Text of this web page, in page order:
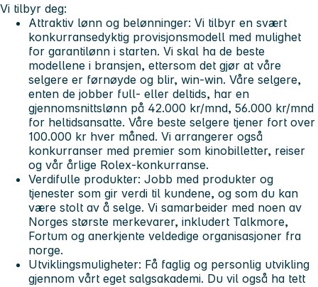
Vi tilbyr deg:
Attraktiv lønn og belønninger: Vi tilbyr en svært
konkurransedyktig provisjonsmodell med mulighet
for garantilønn i starten. Vi skal ha de beste
modellene i bransjen, ettersom det gjør at våre
selgere er førnøyde og blir, win-win. Våre selgere,
enten de jobber full- eller deltids, har en
gjennomsnittslønn på 42.000 kr/mnd, 56.000 kr/mnd
for heltidsansatte. Våre beste selgere tjener fort over
100.000 kr hver måned. Vi arrangerer også
konkurranser med premier som kinobilletter, reiser
og vår årlige Rolex-konkurranse.
Verdifulle produkter: Jobb med produkter og
tjenester som gir verdi til kundene, og som du kan
være stolt av å selge. Vi samarbeider med noen av
Norges største merkevarer, inkludert Talkmore,
Fortum og anerkjente veldedige organisasjoner fra
norge.
Utviklingsmuligheter: Få faglig og personlig utvikling
gjennom vårt eget salgsakademi. Du vil også ha tett